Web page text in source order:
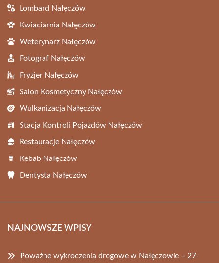
Lombard Nałęczów
Kwiaciarnia Nałęczów
Weterynarz Nałęczów
Fotograf Nałęczów
Fryzjer Nałęczów
Salon Kosmetyczny Nałęczów
Wulkanizacja Nałęczów
Stacja Kontroli Pojazdów Nałęczów
Restauracje Nałęczów
Kebab Nałęczów
Dentysta Nałęczów
NAJNOWSZE WPISY
Poważne wykroczenia drogowe w Nałęczowie – 27-